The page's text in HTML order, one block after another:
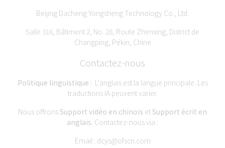
Beijing Dacheng Yongsheng Technology Co., Ltd.
Salle 316, Bâtiment 2, No. 28, Route Zhenxing, District de
Changping, Pékin, Chine
Contactez-nous
Politique linguistique : L'anglais est la langue principale. Les
traductions IA peuvent varier.
Nous offronsSupport vidéo en chinois etSupport écrit en
anglais. Contactez-nous via :
Email : dcys@ofscn.com